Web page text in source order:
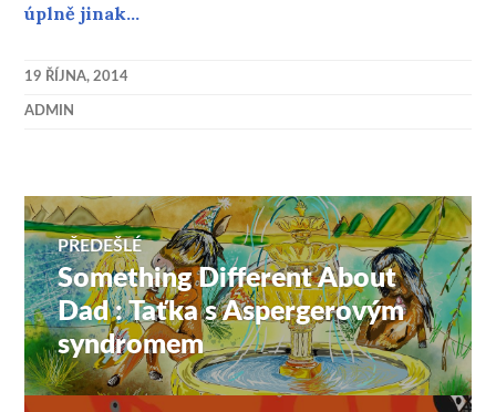
úplně jinak…
19 ŘÍJNA, 2014
ADMIN
Navigace
pro
příspěvek
PŘEDEŠLÉ
Předchozí
příspěvek:
Something Different About
Dad : Taťka s Aspergerovým
syndromem